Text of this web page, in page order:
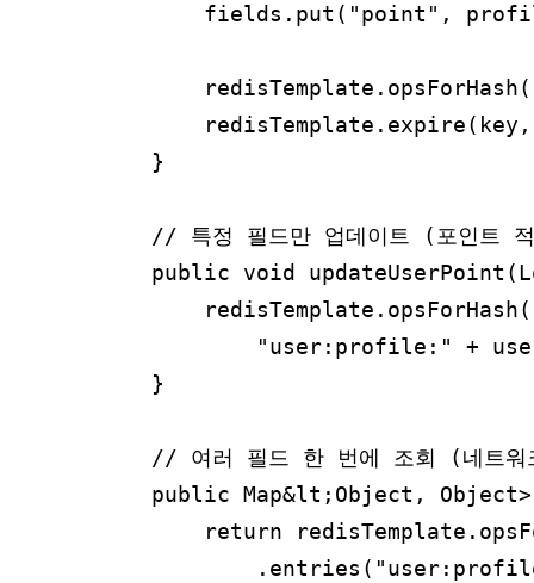
fields.put("point",
    }
// 특정 필드만 업데이트 (포인트
public void
"user:profile:" +
    }
// 여러 필드 한 번에 조회 (네트워
public Map&lt;Object,
return